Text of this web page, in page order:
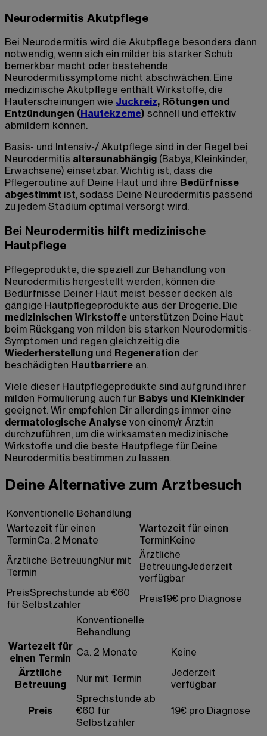
Neurodermitis Akutpflege
Bei Neurodermitis wird die Akutpflege besonders dann
notwendig, wenn sich ein milder bis starker Schub
bemerkbar macht oder bestehende
Neurodermitissymptome nicht abschwächen. Eine
medizinische Akutpflege enthält Wirkstoffe, die
Hauterscheinungen wie Juckreiz, Rötungen und
Entzündungen (Hautekzeme) schnell und effektiv
abmildern können.
Basis- und Intensiv-/ Akutpflege sind in der Regel bei
Neurodermitis altersunabhängig (Babys, Kleinkinder,
Erwachsene) einsetzbar. Wichtig ist, dass die
Pflegeroutine auf Deine Haut und ihre Bedürfnisse
abgestimmt ist, sodass Deine Neurodermitis passend
zu jedem Stadium optimal versorgt wird.
Bei Neurodermitis hilft medizinische
Hautpflege
Pflegeprodukte, die speziell zur Behandlung von
Neurodermitis hergestellt werden, können die
Bedürfnisse Deiner Haut meist besser decken als
gängige Hautpflegeprodukte aus der Drogerie. Die
medizinischen Wirkstoffe unterstützen Deine Haut
beim Rückgang von milden bis starken Neurodermitis-
Symptomen und regen gleichzeitig die
Wiederherstellung und Regeneration der
beschädigten Hautbarriere an.
Viele dieser Hautpflegeprodukte sind aufgrund ihrer
milden Formulierung auch für Babys und Kleinkinder
geeignet. Wir empfehlen Dir allerdings immer eine
dermatologische Analyse von einem/r Ärzt:in
durchzuführen, um die wirksamsten medizinische
Wirkstoffe und die beste Hautpflege für Deine
Neurodermitis bestimmen zu lassen.
Deine Alternative zum Arztbesuch
Konventionelle Behandlung
Wartezeit für einen
TerminCa. 2 Monate
Wartezeit für einen
TerminKeine
Ärztliche BetreuungNur mit
Termin
Ärztliche
BetreuungJederzeit
verfügbar
PreisSprechstunde ab €60
für Selbstzahler
Preis19€ pro Diagnose
Konventionelle
Behandlung
Wartezeit für
einen Termin Ca. 2 Monate
Keine
Ärztliche
Betreuung
Nur mit Termin
Jederzeit
verfügbar
Preis
Sprechstunde ab
€60 für
Selbstzahler
19€ pro Diagnose